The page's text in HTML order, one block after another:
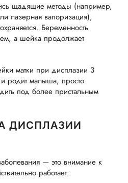
щадящие методы (например,
лазерная вапоризация),
Беременность
а шейка продолжает
матки при дисплазии 3
родит малыша, просто
под более пристальным
ДИСПЛАЗИИ
— это внимание к
работает: